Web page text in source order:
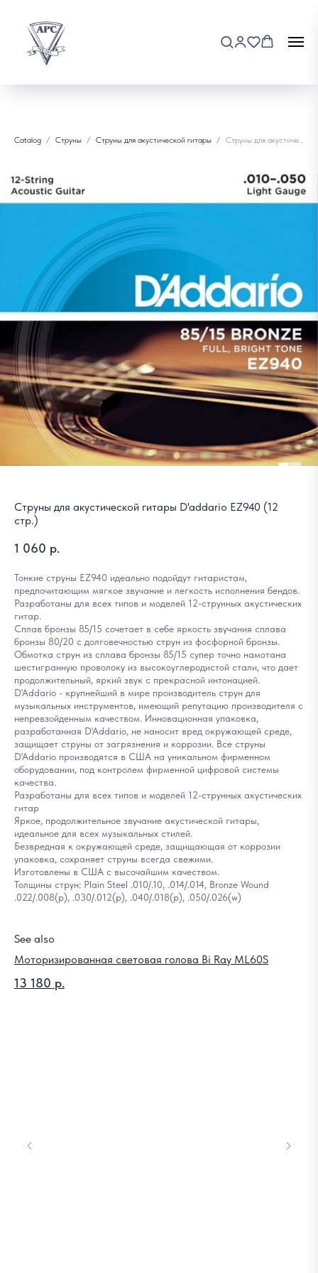
Catalog Струны Струны для акустической гитары Струны для акустической гитары D'addario EZ940 (12 стр.)
Струны для акустической гитары D'addario EZ940 (12
стр.)
1 060 р.
Тонкие струны EZ940 идеально подойдут гитаристам,
предпочитающим мягкое звучание и легкость исполнения бендов.
Разработаны для всех типов и моделей 12-струнных акустических
гитар.
Сплав бронзы 85/15 сочетает в себе яркость звучания сплава
бронзы 80/20 с долговечностью струн из фосфорной бронзы.
Обмотка струн из сплава бронзы 85/15 супер точно намотана
шестигранную проволоку из высокоуглеродистой стали, что дает
продолжительный, яркий звук с прекрасной интонацией.
D'Addario - крупнейший в мире производитель струн для
музыкальных инструментов, имеющий репутацию производителя с
непревзойденным качеством. Инновационная упаковка,
разработанная D'Addario, не наносит вред окружающей среде,
защищает струны от загрязнения и коррозии. Все струны
D'Addario производятся в США на уникальном фирменном
оборудовании, под контролем фирменной цифровой системы
качества.
Разработаны для всех типов и моделей 12-струнных акустических
гитар
Яркое, продолжительное звучание акустической гитары,
идеальное для всех музыкальных стилей.
Безвредная к окружающей среде, защищающая от коррозии
упаковка, сохраняет струны всегда свежими.
Изготовлены в США с высочайшим качеством.
Толщины струн: Plain Steel .010/.10, .014/.014, Bronze Wound
.022/.008(p), .030/.012(p), .040/.018(p), .050/.026(w)
See also
Моторизированная световая голова Bi Ray ML60S
13 180 р.